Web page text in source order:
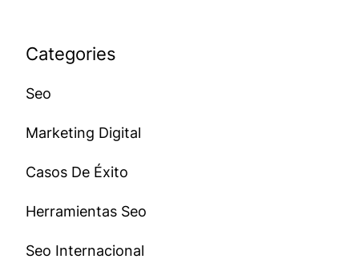
Categories
Seo
Marketing Digital
Casos De Éxito
Herramientas Seo
Seo Internacional